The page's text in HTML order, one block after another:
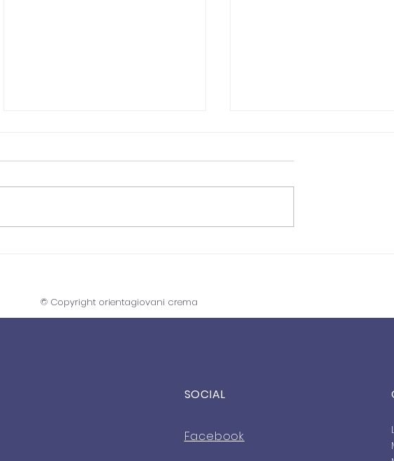
© Copyright orientagiovani crema
SOCIAL
Facebook